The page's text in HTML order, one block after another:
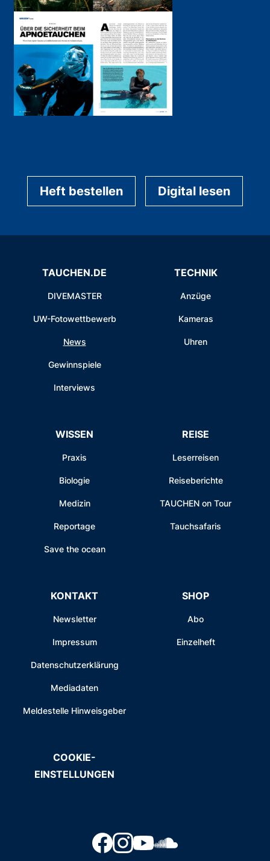
Heft bestellen Digital lesen
TAUCHEN.DE
DIVEMASTER
UW-Fotowettbewerb
News
Gewinnspiele
Interviews
TECHNIK
Anzüge
Kameras
Uhren
WISSEN
Praxis
Biologie
Medizin
Reportage
Save the ocean
REISE
Leserreisen
Reiseberichte
TAUCHEN on Tour
Tauchsafaris
KONTAKT
Newsletter
Impressum
Datenschutzerklärung
Mediadaten
Meldestelle Hinweisgeber
SHOP
Abo
Einzelheft
COOKIE-
EINSTELLUNGEN